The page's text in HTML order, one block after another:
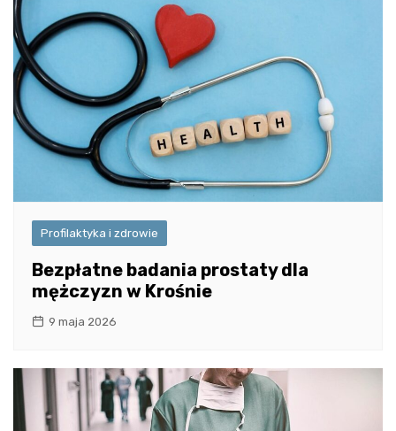
Profilaktyka i zdrowie
Bezpłatne badania prostaty dla
mężczyzn w Krośnie
9 maja 2026